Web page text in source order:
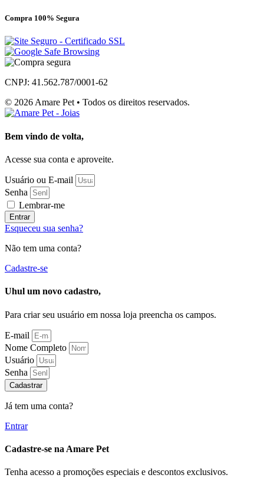
Compra 100% Segura
CNPJ: 41.562.787/0001-62
© 2026 Amare Pet • Todos os direitos reservados.
Bem vindo de volta,
Acesse sua conta e aproveite.
Usuário ou E-mail
Senha
Lembrar-me
Entrar
Esqueceu sua senha?
Não tem uma conta?
Cadastre-se
Uhul um novo cadastro,
Para criar seu usuário em nossa loja preencha os campos.
E-mail
Nome Completo
Usuário
Senha
Cadastrar
Já tem uma conta?
Entrar
Cadastre-se na Amare Pet
Tenha acesso a promoções especiais e descontos exclusivos.